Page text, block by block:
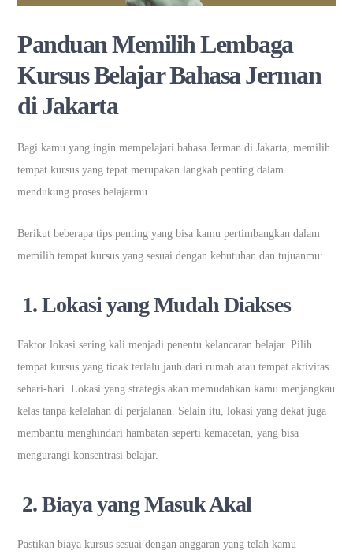
Panduan Memilih Lembaga
Kursus Belajar Bahasa Jerman
di Jakarta
Bagi kamu yang ingin mempelajari bahasa Jerman di Jakarta, memilih
tempat kursus yang tepat merupakan langkah penting dalam
mendukung proses belajarmu.
Berikut beberapa tips penting yang bisa kamu pertimbangkan dalam
memilih tempat kursus yang sesuai dengan kebutuhan dan tujuanmu:
1. Lokasi yang Mudah Diakses
Faktor lokasi sering kali menjadi penentu kelancaran belajar. Pilih
tempat kursus yang tidak terlalu jauh dari rumah atau tempat aktivitas
sehari-hari. Lokasi yang strategis akan memudahkan kamu menjangkau
kelas tanpa kelelahan di perjalanan. Selain itu, lokasi yang dekat juga
membantu menghindari hambatan seperti kemacetan, yang bisa
mengurangi konsentrasi belajar.
2. Biaya yang Masuk Akal
Pastikan biaya kursus sesuai dengan anggaran yang telah kamu